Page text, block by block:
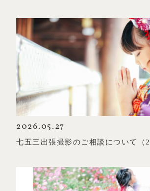
2026.05.27
七五三出張撮影のご相談について（